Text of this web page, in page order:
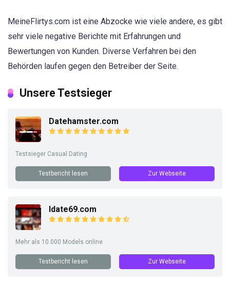
MeineFlirtys.com ist eine Abzocke wie viele andere, es gibt
sehr viele negative Berichte mit Erfahrungen und
Bewertungen von Kunden. Diverse Verfahren bei den
Behörden laufen gegen den Betreiber der Seite.
Unsere Testsieger
Datehamster.com
Testsieger Casual Dating
Testbericht lesen Zur Webseite
Idate69.com
Mehr als 10.000 Models online
Testbericht lesen Zur Webseite